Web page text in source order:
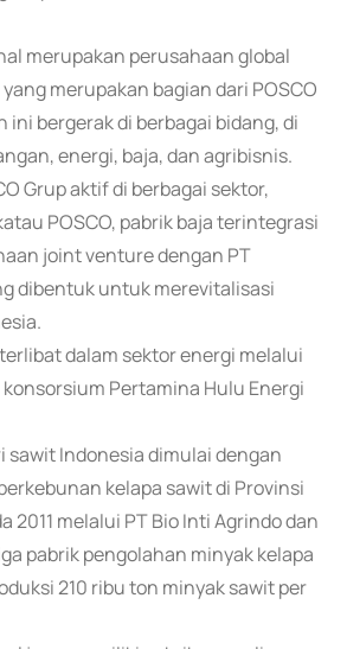
merupakan perusahaan global
merupakan bagian dari POSCO
ini bergerak di berbagai bidang, di
energi, baja, dan agribisnis.
Grup aktif di berbagai sektor,
POSCO, pabrik baja terintegrasi
joint venture dengan PT
dibentuk untuk merevitalisasi
dalam sektor energi melalui
Pertamina Hulu Energi
sawit Indonesia dimulai dengan
kelapa sawit di Provinsi
2011 melalui PT Bio Inti Agrindo dan
pabrik pengolahan minyak kelapa
210 ribu ton minyak sawit per